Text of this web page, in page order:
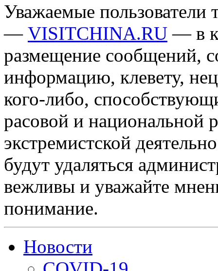
Уважаемые пользователи
— VISITCHINA.RU — в
размещение сообщений,
информацию, клевету,
кого-либо,
расовой и национальной
экстремистской
будут удаляться
вежливы и уважайте
понимание.
Новости